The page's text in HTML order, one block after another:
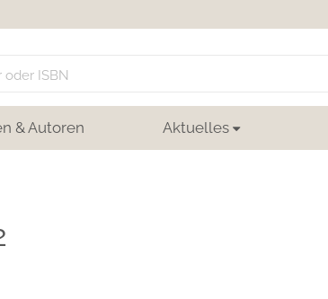
& Autoren Aktuelles